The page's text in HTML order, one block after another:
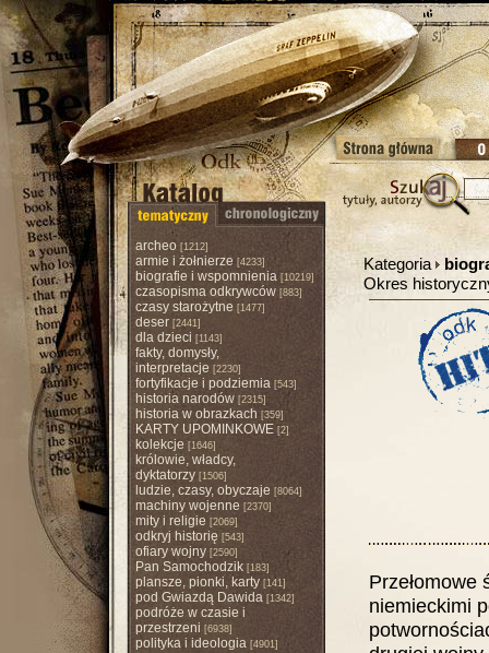
archeo [1212]
armie i żołnierze [4233]
biografie i wspomnienia[10219]
czasopisma odkrywców[883]
czasy starożytne [1477]
deser[2441]
dla dzieci [1143]
fakty, domysły,
interpretacje [2230]
fortyfikacje i podziemia[543]
historia narodów[2315]
historia w obrazkach [359]
KARTY UPOMINKOWE[2]
kolekcje [1646]
królowie, władcy,
dyktatorzy[1506]
ludzie, czasy, obyczaje [8064]
machiny wojenne [2370]
mity i religie [2069]
odkryj historię[543]
ofiary wojny[2590]
Pan Samochodzik[183]
plansze, pionki, karty[141]
pod Gwiazdą Dawida[1342]
podróże w czasie i
przestrzeni [6938]
polityka i ideologia[4901]
Kategoria
Okres
Przełomowe
niemieckimi